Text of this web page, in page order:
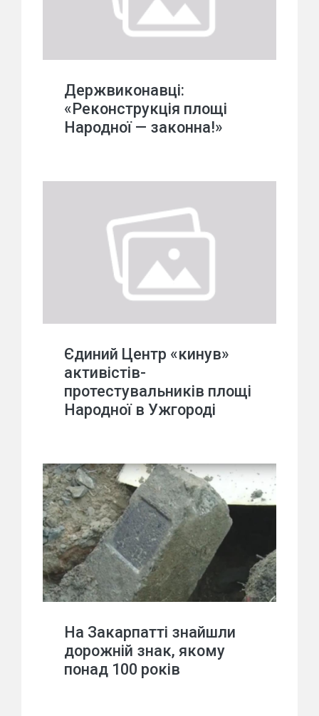
Держвиконавці:
«Реконструкція площі
Народної — законна!»
Єдиний Центр «кинув»
активістів-
протестувальників площі
Народної в Ужгороді
На Закарпатті знайшли
дорожній знак, якому
понад 100 років